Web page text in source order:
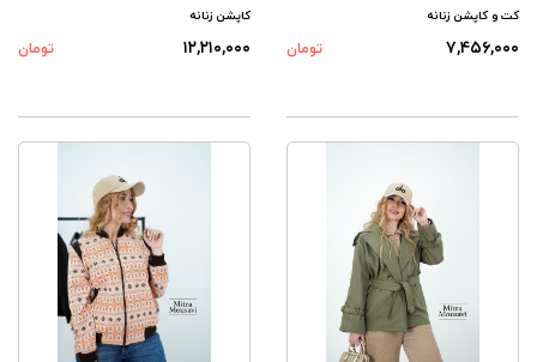
کت و کاپشن زنانه
۷,۴۵۶,۰۰۰ تومان
کاپشن زنانه
۱۲,۲۱۰,۰۰۰ تومان